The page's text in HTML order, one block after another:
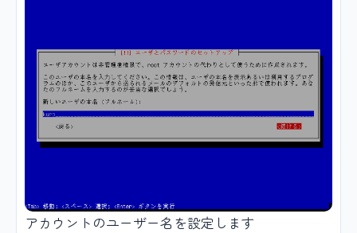
アカウントのユーザー名を設定します